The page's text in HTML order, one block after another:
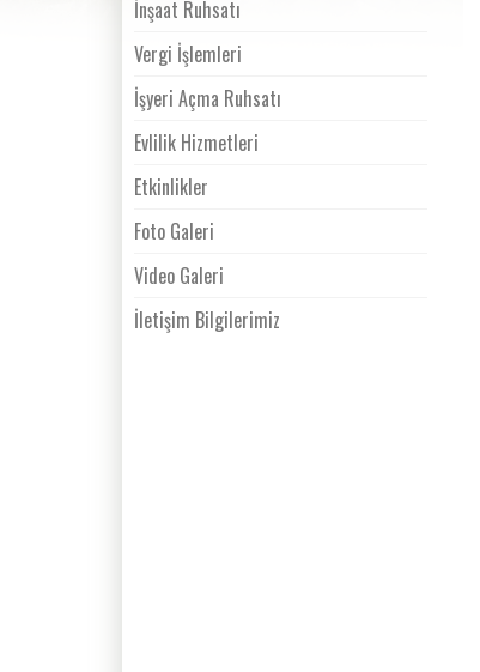
İnşaat Ruhsatı
Vergi İşlemleri
İşyeri Açma Ruhsatı
Evlilik Hizmetleri
Etkinlikler
Foto Galeri
Video Galeri
İletişim Bilgilerimiz